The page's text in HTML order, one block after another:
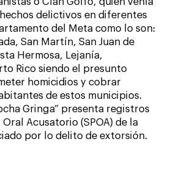
delictivos en diferentes
del Meta como lo son:
San Martín, San Juan de
Hermosa, Lejanía,
Rico siendo el presunto
homicidios y cobrar
de estos municipios.
Gringa” presenta registros
Oral Acusatorio (SPOA) de la
por lo delito de extorsión.